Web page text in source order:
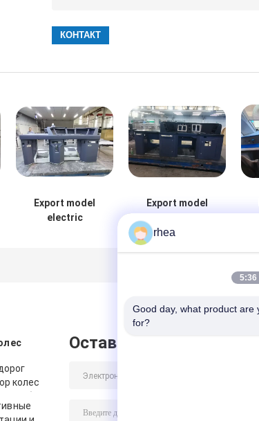
Export model
electric
Export model
locomotive
колес
Оставить сообщение
rhea
5:36
Good day, what product are
for?